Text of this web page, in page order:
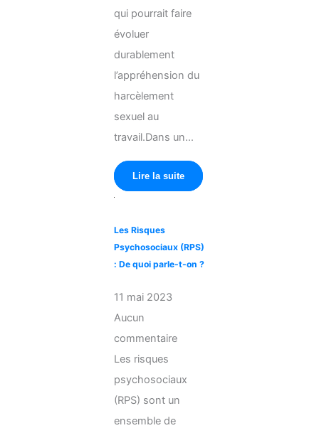
qui pourrait faire
évoluer
durablement
l’appréhension du
harcèlement
sexuel au
travail.Dans un...
Lire la suite
Les Risques
Psychosociaux (RPS)
: De quoi parle-t-on ?
11 mai 2023
Aucun
commentaire
Les risques
psychosociaux
(RPS) sont un
ensemble de